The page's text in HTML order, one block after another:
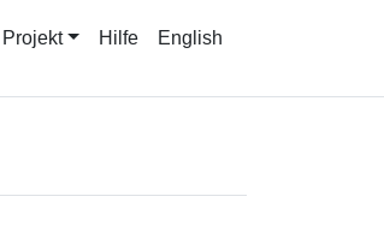
Projekt Hilfe English